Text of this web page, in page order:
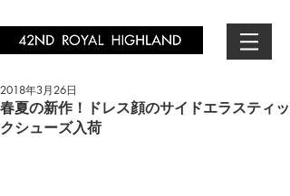
春夏の新作！ドレス顔のサイドエラスティッ
クシューズ入荷
2018年3月26日